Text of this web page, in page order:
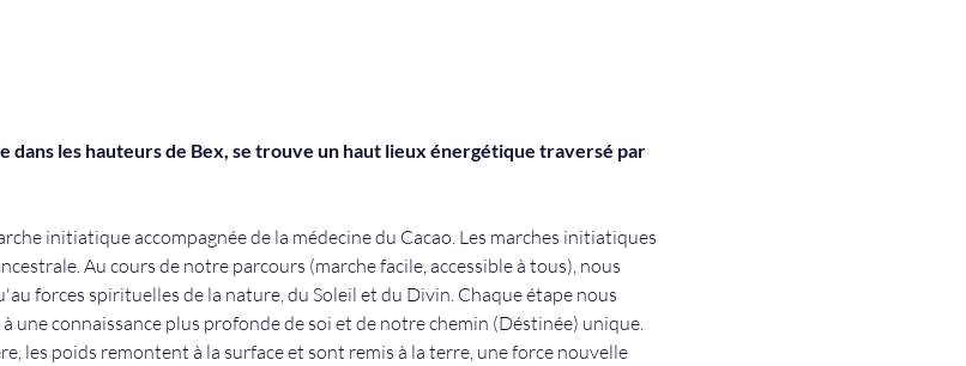
dans les hauteurs de Bex, se trouve un haut lieux énergétique traversé par
initiatique accompagnée de la médecine du Cacao. Les marches initiatiques
Au cours de notre parcours (marche facile, accessible à tous), nous
forces spirituelles de la nature, du Soleil et du Divin. Chaque étape nous
une connaissance plus profonde de soi et de notre chemin (Déstinée) unique.
les poids remontent à la surface et sont remis à la terre, une force nouvelle